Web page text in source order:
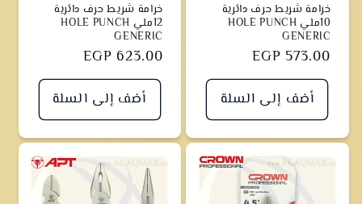
خرامة شريط حرف دائرية
10ملي HOLE PUNCH
GENERIC
سعر
EGP 573.00
أضف إلى السلة
خرامة شريط حرف دائرية
12ملي HOLE PUNCH
GENERIC
سعر
EGP 623.00
أضف إلى السلة